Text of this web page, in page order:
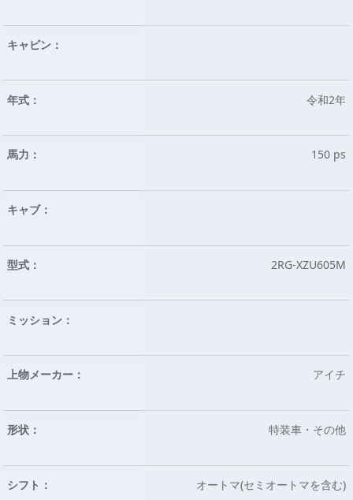
キャビン：
年式： 令和2年
馬力： 150 ps
キャブ：
型式： 2RG-XZU605M
ミッション：
上物メーカー： アイチ
形状： 特装車・その他
シフト： オートマ(セミオートマを含む)